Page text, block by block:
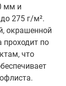
мм и
275 г/м².
окрашенной
проходит по
что